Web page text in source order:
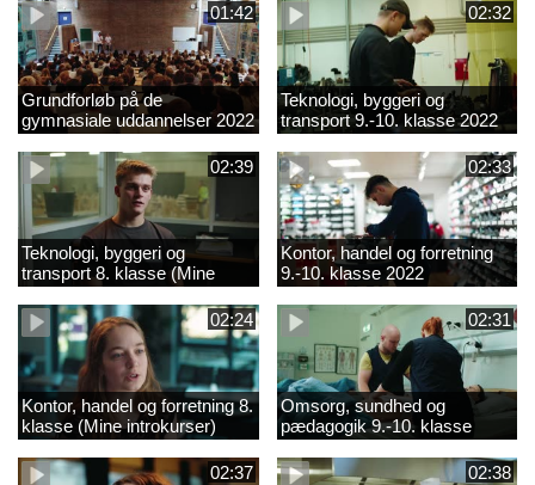
01:42
Grundforløb på de
gymnasiale uddannelser 2022
02:32
Teknologi, byggeri og
transport 9.-10. klasse 2022
02:39
Teknologi, byggeri og
transport 8. klasse (Mine
introkurser) 2022
02:33
Kontor, handel og forretning
9.-10. klasse 2022
02:24
Kontor, handel og forretning 8.
klasse (Mine introkurser)
2022
02:31
Omsorg, sundhed og
pædagogik 9.-10. klasse
2022
02:37
02:38